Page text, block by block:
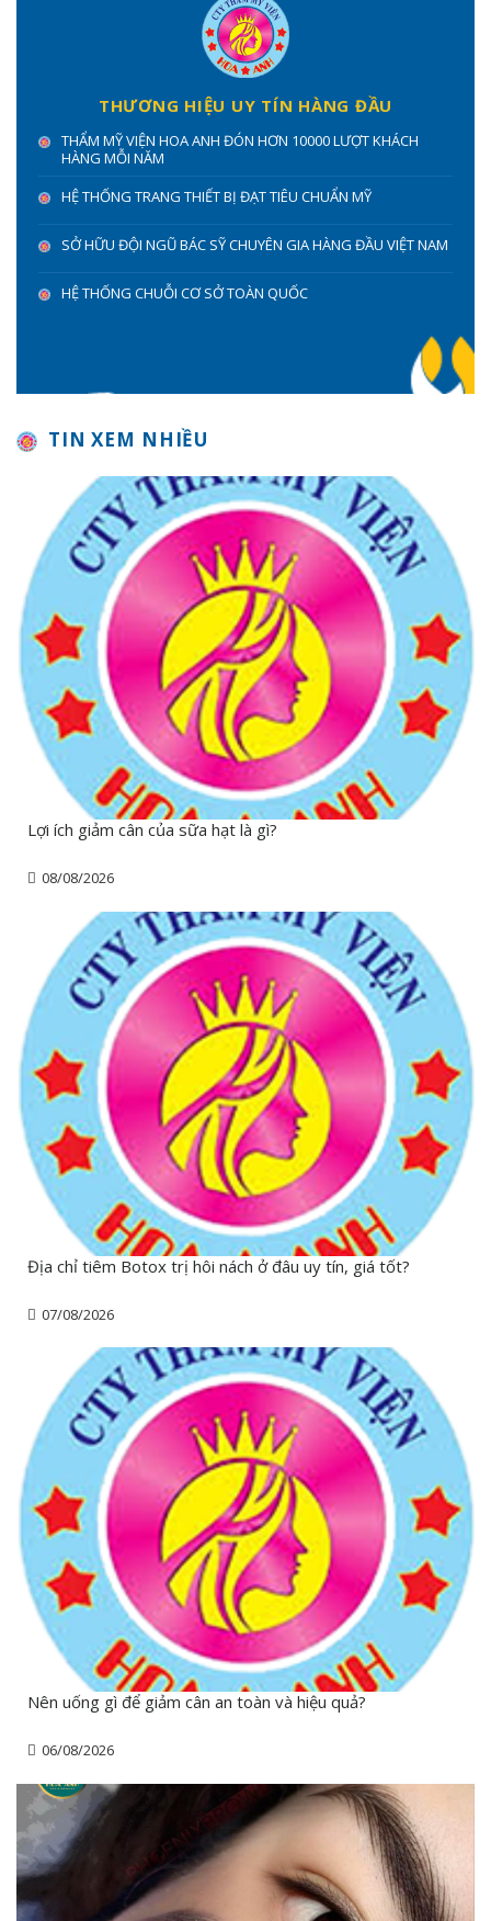
THƯƠNG HIỆU UY TÍN HÀNG ĐẦU
THẨM MỸ VIỆN HOA ANH ĐÓN HƠN 10000 LƯỢT KHÁCH
HÀNG MỖI NĂM
HỆ THỐNG TRANG THIẾT BỊ ĐẠT TIÊU CHUẨN MỸ
SỞ HỮU ĐỘI NGŨ BÁC SỸ CHUYÊN GIA HÀNG ĐẦU VIỆT NAM
HỆ THỐNG CHUỖI CƠ SỞ TOÀN QUỐC
TIN XEM NHIỀU
Lợi ích giảm cân của sữa hạt là gì?
08/08/2026
Địa chỉ tiêm Botox trị hôi nách ở đâu uy tín, giá tốt?
07/08/2026
Nên uống gì để giảm cân an toàn và hiệu quả?
06/08/2026